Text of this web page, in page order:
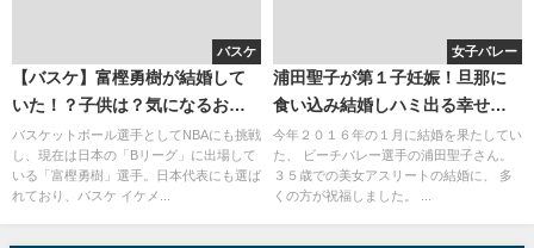
バスケ
【バスケ】富樫勇樹が結婚して
いた！？子供は？気になるお相
手を調査！
バスケットボール選手としてNBAにも挑戦
し、現在は日本の「Bリーグ」に出場して
いる「富樫勇樹」選手。日本代表にも選ば
れており、バスケ イケメ...
女子バレー
浦田聖子が第１子妊娠！旦那に
食い込み結婚しハミ出る幸せ。
名前(庄司憲右)と画像は？
今年２０１６年の１月に結婚を果たしてい
た、 ビーチバレー選手の浦田聖子さん。
３５歳での美女アスリートの結婚に、 多
くの方が祝福しました。 ...